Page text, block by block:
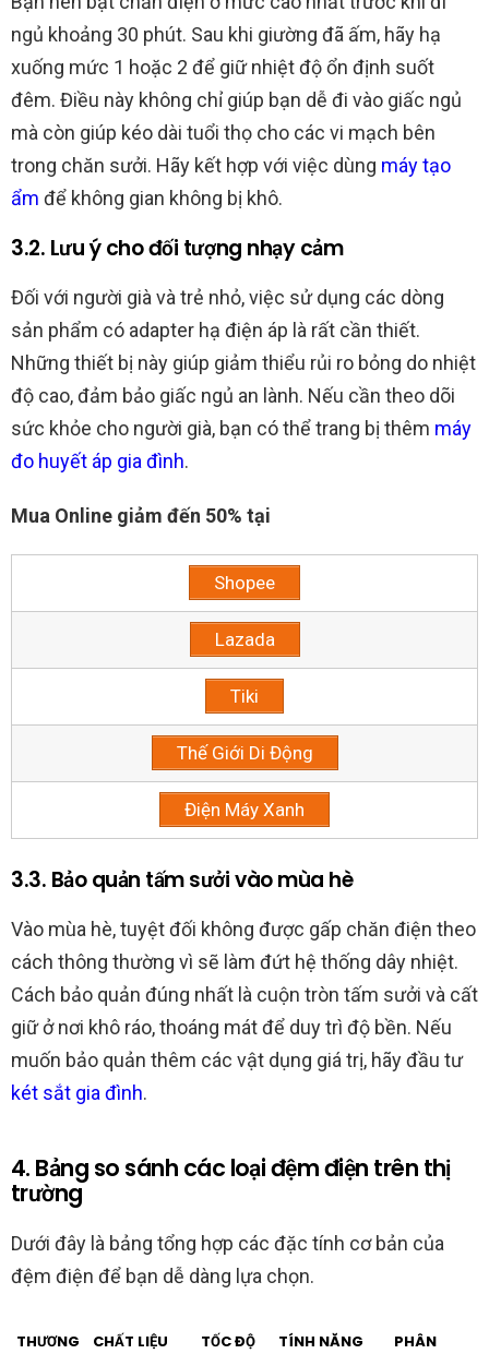
ngủ khoảng 30 phút. Sau khi giường đã ấm, hãy hạ
xuống mức 1 hoặc 2 để giữ nhiệt độ ổn định suốt
đêm. Điều này không chỉ giúp bạn dễ đi vào giấc ngủ
mà còn giúp kéo dài tuổi thọ cho các vi mạch bên
trong chăn sưởi. Hãy kết hợp với việc dùng máy tạo
ẩm để không gian không bị khô.
3.2. Lưu ý cho đối tượng nhạy cảm
Đối với người già và trẻ nhỏ, việc sử dụng các dòng
sản phẩm có adapter hạ điện áp là rất cần thiết.
Những thiết bị này giúp giảm thiểu rủi ro bỏng do nhiệt
độ cao, đảm bảo giấc ngủ an lành. Nếu cần theo dõi
sức khỏe cho người già, bạn có thể trang bị thêm máy
đo huyết áp gia đình.
Mua Online giảm đến 50% tại
Shopee
Lazada
Tiki
Thế Giới Di Động
Điện Máy Xanh
3.3. Bảo quản tấm sưởi vào mùa hè
Vào mùa hè, tuyệt đối không được gấp chăn điện theo
cách thông thường vì sẽ làm đứt hệ thống dây nhiệt.
Cách bảo quản đúng nhất là cuộn tròn tấm sưởi và cất
giữ ở nơi khô ráo, thoáng mát để duy trì độ bền. Nếu
muốn bảo quản thêm các vật dụng giá trị, hãy đầu tư
két sắt gia đình.
4. Bảng so sánh các loại đệm điện trên thị
trường
Dưới đây là bảng tổng hợp các đặc tính cơ bản của
đệm điện để bạn dễ dàng lựa chọn.
THƯƠNG
CHẤT LIỆU
TỐC ĐỘ
TÍNH NĂNG
PHÂN